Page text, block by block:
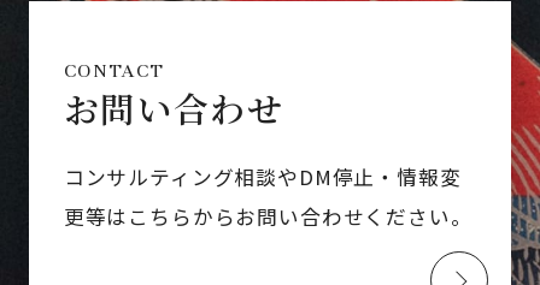
CONTACT
お問い合わせ
コンサルティング相談やDM停止・情報変
更等はこちらからお問い合わせください。